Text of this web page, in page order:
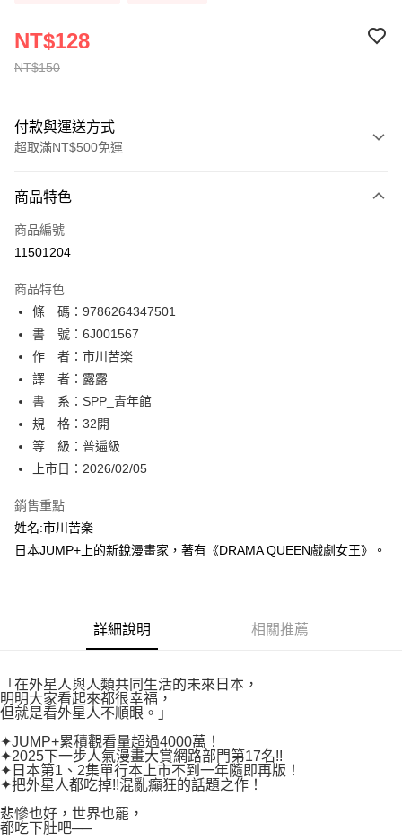
NT$150
NT$128
付款與運送方式
超取滿NT$500免運
信用卡一次付款
超商取貨付款
相關說明
【關於「AFTEE先享後付」】
AFTEE先享後付是「在收到商品之後才付款」的支付方式。 讓您購物簡單
便利好安心！
１．簡單：不需註冊會員、不需綁卡、不需儲值。
２．便利：只要手機號碼，簡訊認證，即可結帳。
３．安心：先確認商品／服務後，再付款。
【「AFTEE先享後付」結帳流程】
１．於結帳方式選擇「AFTEE先享後付」後，將跳轉至「AFTEE先享後付」
結帳頁面，進行簡訊認證並確認金額後，即可完成結帳。
２．訂單成立數日內，您將收到繳費通知簡訊。
ATM／網路銀行／等多元方式進行付款，方視為交易完成。
※ 請注意：結帳手續完成當下不需立刻繳費，但若您需要取消訂單，請聯絡
購買商品的店家。未經商家同意取消之訂單仍視為有效，需透過AFTEE先享
後付繳納相關費用。
權轉讓予恩沛科技股份有限公司。
２．關於個人資料處理事宜，請瀏覽以下網址：
https://aftee.tw/terms/#terms3
３．未成年的使用者請事先徵得法定代理人或監護人之同意方可使用
「AFTEE先享後付」，若未經同意申辦者引起之損失，本公司不負相關責
任。
４．使用「AFTEE先享後付」時，將依據個別帳號之用戶狀況，依本公司即
請求用戶進行身份認證。
５．嚴禁一人註冊多個帳號或使用他人資訊註冊。若發現惡意使用之情形，
ATM付款
運送方式
全家取貨付款
每筆NT$80，滿NT$500(含以上)免運費
付款後全家取貨
每筆NT$80，滿NT$500(含以上)免運費
付款後7-11取貨
每筆NT$80，滿NT$500(含以上)免運費
宅配
每筆NT$100，滿NT$800(含以上)免運費
國家/地區配送
商品特色
商品編號
11501204
商品特色
條 碼：9786264347501
書 號：6J001567
作 者：市川苦楽
譯 者：露露
書 系：SPP_青年館
規 格：32開
等 級：普遍級
上市日：2026/02/05
銷售重點
姓名:市川苦楽
日本JUMP+上的新銳漫畫家，著有《DRAMA QUEEN戲劇女王》。
詳細說明 相關推薦
「在外星人與人類共同生活的未來日本，
明明大家看起來都很幸福，
但就是看外星人不順眼。」
✦JUMP+累積觀看量超過4000萬！
✦2025下一步人氣漫畫大賞網路部門第17名!!
✦日本第1、2集單行本上市不到一年隨即再版！
✦把外星人都吃掉!!混亂癲狂的話題之作！
悲慘也好，世界也罷，
都吃下肚吧──